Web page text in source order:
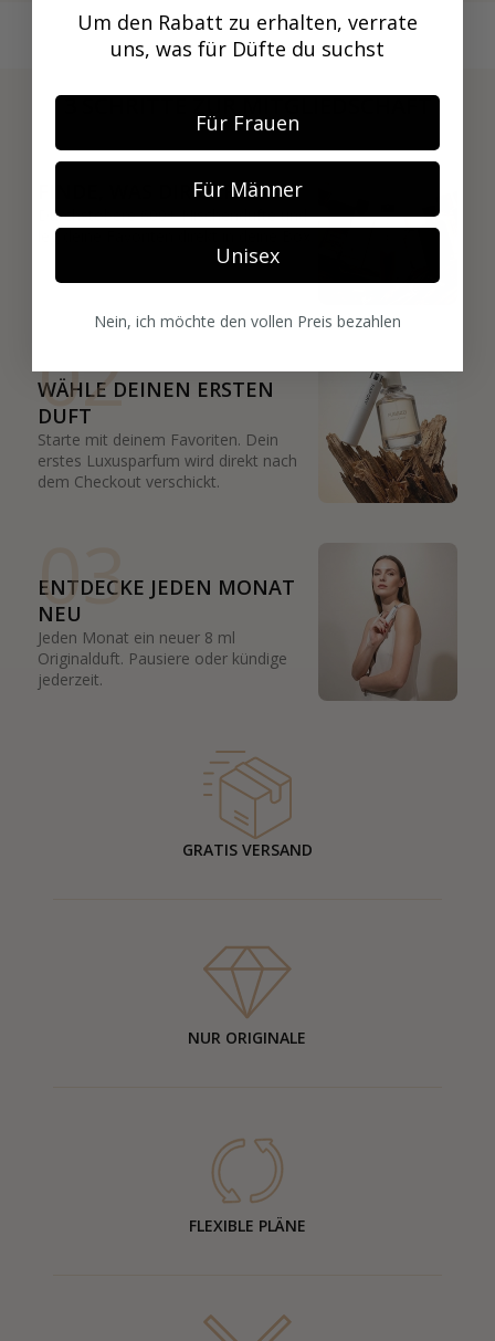
3 SCHRITTE ZUR MITGLIEDSCHAFT
01
FINDE, WAS DIR GEFÄLLT
Durchstöbere 600+ Nischendüfte und
leg deine Favoriten direkt in deine Box.
02
WÄHLE DEINEN ERSTEN
DUFT
Starte mit deinem Favoriten. Dein
erstes Luxusparfum wird direkt nach
dem Checkout verschickt.
03
ENTDECKE JEDEN MONAT
NEU
Jeden Monat ein neuer 8 ml
Originalduft. Pausiere oder kündige
jederzeit.
GRATIS VERSAND
NUR ORIGINALE
FLEXIBLE PLÄNE
Um den Rabatt zu erhalten, verrate
uns, was für Düfte du suchst
Für Frauen
Für Männer
Unisex
Nein, ich möchte den vollen Preis bezahlen